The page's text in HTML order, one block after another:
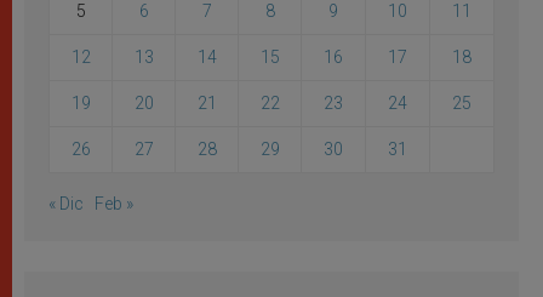
5 6 7 8 9 10 11
12 13 14 15 16 17 18
19 20 21 22 23 24 25
26 27 28 29 30 31
« Dic Feb »